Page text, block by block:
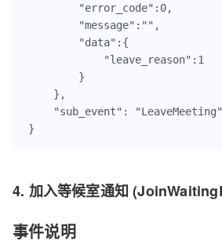
        "error_code":0,
        "message":"",
        "data":{
            "leave_reason":1
        }
    },
    "sub_event": "LeaveMeeting"
}
4. 加入等候室通知
事件说明